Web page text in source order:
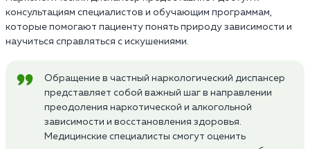
консультациям специалистов и обучающим программам,
которые помогают пациенту понять природу зависимости и
научиться справляться с искушениями.
Обращение в частный наркологический диспансер
представляет собой важный шаг в направлении
преодоления наркотической и алкогольной
зависимости и восстановления здоровья.
Медицинские специалисты смогут оценить